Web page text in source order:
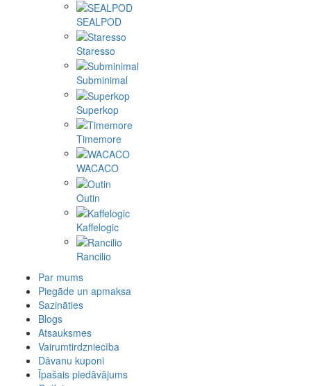
SEALPOD
Staresso
Subminimal
Superkop
Timemore
WACACO
Outin
Kaffelogic
Rancilio
Par mums
Piegāde un apmaksa
Sazināties
Blogs
Atsauksmes
Vairumtirdzniecība
Dāvanu kuponi
Īpašais piedāvājums